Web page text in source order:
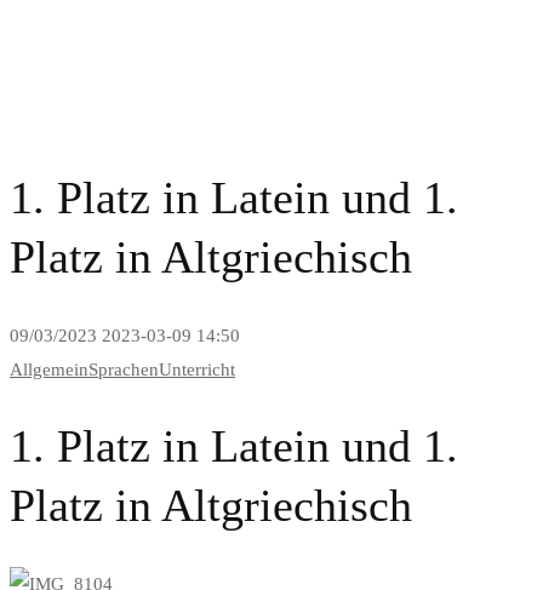
1. Platz in Latein und 1.
Platz in Altgriechisch
09/03/2023 2023-03-09 14:50
AllgemeinSprachenUnterricht
1. Platz in Latein und 1.
Platz in Altgriechisch